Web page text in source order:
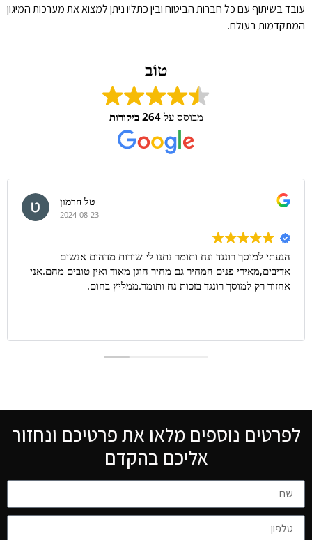
עובד בשיתוף עם כל חברות הביטוח ובין כתליו ניתן למצוא את מערכות המיגון
המתקדמות בעולם.
טוֹב
מבוסס על264 ביקורות
טל חרמון
2024-08-23
הגעתי למוסך רונגד ונח ותומר נתנו לי שירות מדהים אנשים
אדיבים,מאירי פנים המחיר גם מחיר הוגן מאוד ואין טובים מהם.אני
אחזור רק למוסך רונגד בזכות נח ותומר.ממליץ בחום.
לפרטים נוספים מלאו את פרטיכם ונחזור
אליכם בהקדם